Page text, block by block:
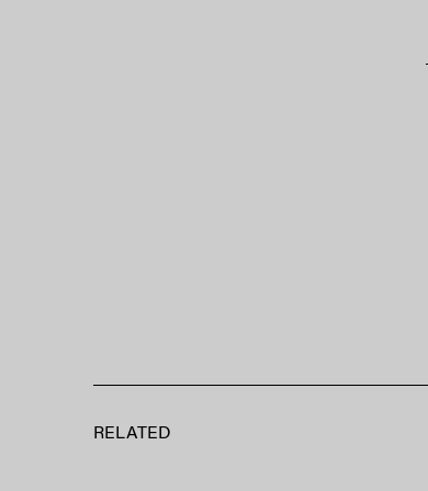
RELATED